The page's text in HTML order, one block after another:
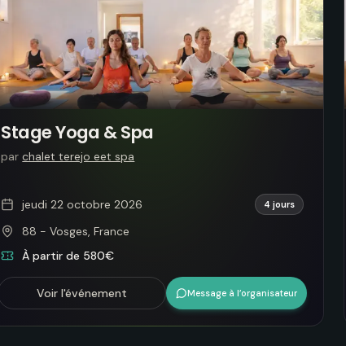
Stage Yoga & Spa
par chalet terejo eet spa
jeudi 22 octobre 2026 4 jours
88 - Vosges, France
À partir de 580€
Voir l'événement Message à l’organisateur